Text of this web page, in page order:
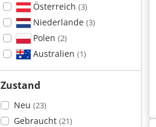
Österreich (3)
Niederlande (3)
Polen (2)
Australien (1)
Zustand
Neu (23)
Gebraucht (21)